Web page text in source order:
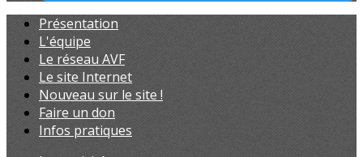
Présentation
L'équipe
Le réseau AVF
Le site Internet
Nouveau sur le site !
Faire un don
Infos pratiques